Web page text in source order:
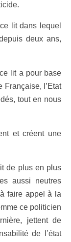
lit dans lequel
deux ans,
lit a pour base
Française, l’Etat
tout en nous
et créent une
de plus en plus
aussi neutres
faire appel à la
ce politicien
jettent de
de l’état